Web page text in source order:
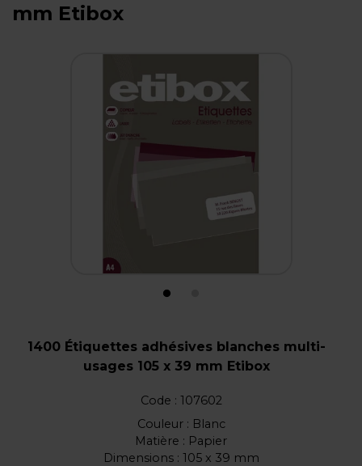
mm Etibox
1400 Étiquettes adhésives blanches multi-
usages 105 x 39 mm Etibox
Code : 107602
Couleur : Blanc
Matière : Papier
Dimensions : 105 x 39 mm